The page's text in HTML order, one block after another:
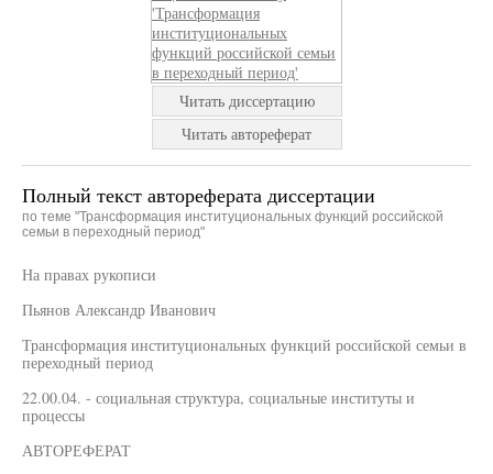
Читать диссертацию
Читать автореферат
Полный текст автореферата диссертации
по теме "Трансформация институциональных функций российской
семьи в переходный период"
На правах рукописи
Пьянов Александр Иванович
Трансформация институциональных функций российской семьи в
переходный период
22.00.04. - социальная структура, социальные институты и
процессы
АВТОРЕФЕРАТ